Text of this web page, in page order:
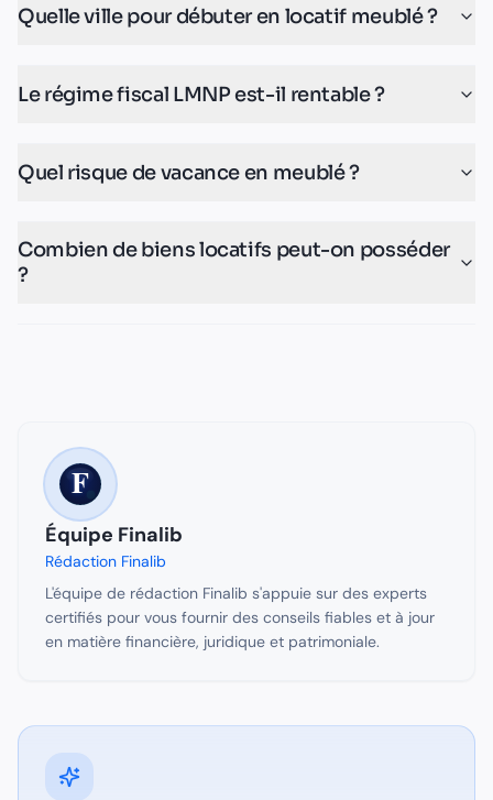
Quelle ville pour débuter en locatif meublé ?
Le régime fiscal LMNP est-il rentable ?
Quel risque de vacance en meublé ?
Combien de biens locatifs peut-on posséder
?
Équipe Finalib
Rédaction Finalib
L'équipe de rédaction Finalib s'appuie sur des experts
certifiés pour vous fournir des conseils fiables et à jour
en matière financière, juridique et patrimoniale.